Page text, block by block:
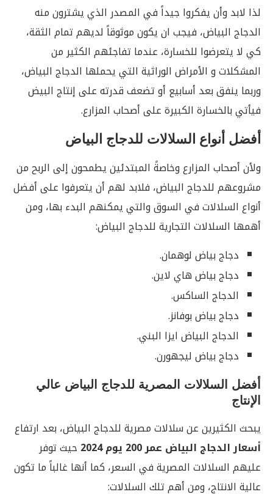
لذا لابد وأن يفكروا جيداً في المصدر الذي يشترون منه
الدجاج البياض، فيجب ان يكون موثوقاً لديهم تمام الثقة،
كي لا يتعرضوا للخسارة، عندما تفاجئهم الكثير من
المشكلات و الأمراض الوراثية التي يحملها الدجاج البياض،
وربما ينفق بعد أسابيع أو تضعف قدرته على إنتاج البيض
فيأتي بالخسارة الكبيرة على أصحاب المزارع.
أفضل أنواع السلالات للدجاج البياض
ولأن أصحاب المزارع وخاصةً المبتدئين يطمحون إلى الربح من
مشروعهم للدجاج البياض، فلابد لهم أن يتعرفوا على أفضل
أنواع السلالات في السوق والتي يمكنهم البدء بها، ومن
أهمها السلالات التجارية للدجاج البياض:
دجاج بياض لوهمان.
دجاج بياض هاي لاين.
الدجاج الساكس.
دجاج بياض بوفانز.
الدجاج البياض ايزا البني.
دجاج بياض ليجهورن.
أفضل السلالات المصرية للدجاج البياض عالي
الإنتاج
يبحث الكثيرين عن سلالات مصرية للدجاج البياض، بعد ارتفاع
أسعار الدجاج البياض عمر 200 يوم 2024
حيث توفر
عليهم السلالات المصرية في السعر، كما أنها غالباً ما تكون
عالية الانتاج، ومن أهم تلك السلالات: